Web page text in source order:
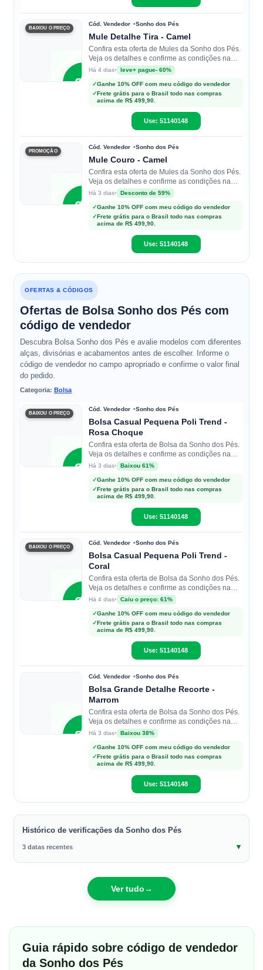
BAIXOU O PREÇO
SP
Cód. Vendedor Sonho dos Pés
Mule Detalhe Tira - Camel
Confira esta oferta de Mules da Sonho dos Pés.
Veja os detalhes e confirme as condições na
loja.
Há 4 dias• leve+ pague- 60%
✓Ganhe 10% OFF com meu código do vendedor
✓Frete grátis para o Brasil todo nas compras
acima de R$ 499,90.
Use: 51140148
PROMOÇÃO
SP
Cód. Vendedor Sonho dos Pés
Mule Couro - Camel
Confira esta oferta de Mules da Sonho dos Pés.
Veja os detalhes e confirme as condições na
loja.
Há 3 dias• Desconto de 59%
✓Ganhe 10% OFF com meu código do vendedor
✓Frete grátis para o Brasil todo nas compras
acima de R$ 499,90.
Use: 51140148
OFERTAS & CÓDIGOS
Ofertas de Bolsa Sonho dos Pés com
código de vendedor
Descubra Bolsa Sonho dos Pés e avalie modelos com diferentes
alças, divisórias e acabamentos antes de escolher. Informe o
código de vendedor no campo apropriado e confirme o valor final
do pedido.
Categoria: Bolsa
BAIXOU O PREÇO
SP
Sonho
Cód. Vendedor Sonho dos Pés
Bolsa Casual Pequena Poli Trend -
Rosa Choque
Confira esta oferta de Bolsa da Sonho dos Pés.
Veja os detalhes e confirme as condições na
loja.
Há 3 dias• Baixou 61%
✓Ganhe 10% OFF com meu código do vendedor
✓Frete grátis para o Brasil todo nas compras
acima de R$ 499,90.
Use: 51140148
BAIXOU O PREÇO
SP
Sonho
Cód. Vendedor Sonho dos Pés
Bolsa Casual Pequena Poli Trend -
Coral
Confira esta oferta de Bolsa da Sonho dos Pés.
Veja os detalhes e confirme as condições na
loja.
Há 4 dias• Caiu o preço: 61%
✓Ganhe 10% OFF com meu código do vendedor
✓Frete grátis para o Brasil todo nas compras
acima de R$ 499,90.
Use: 51140148
SP
Sonho
Cód. Vendedor Sonho dos Pés
Bolsa Grande Detalhe Recorte -
Marrom
Confira esta oferta de Bolsa da Sonho dos Pés.
Veja os detalhes e confirme as condições na
loja.
Há 3 dias• Baixou 38%
✓Ganhe 10% OFF com meu código do vendedor
✓Frete grátis para o Brasil todo nas compras
acima de R$ 499,90.
Use: 51140148
Histórico de verificações da Sonho dos Pés
3 datas recentes
Ver tudo→
Guia rápido sobre código de vendedor
da Sonho dos Pés